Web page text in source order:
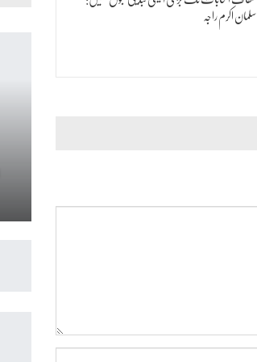
سلمان اکرم راجہ